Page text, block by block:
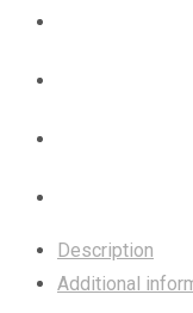
Description
Additional